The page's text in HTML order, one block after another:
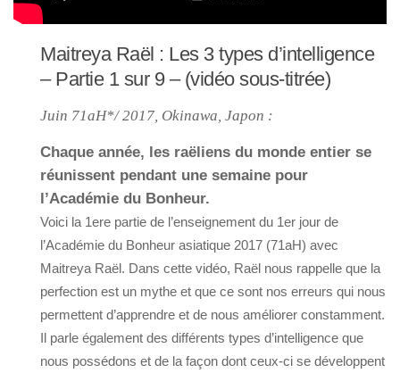
Maitreya Raël : Les 3 types d’intelligence
– Partie 1 sur 9 – (vidéo sous-titrée)
Juin 71aH*/ 2017, Okinawa, Japon :
Chaque année, les raëliens du monde entier se
réunissent pendant une semaine pour
l’Académie du Bonheur.
Voici la 1ere partie de l’enseignement du 1er jour de
l’Académie du Bonheur asiatique 2017 (71aH) avec
Maitreya Raël. Dans cette vidéo, Raël nous rappelle que la
perfection est un mythe et que ce sont nos erreurs qui nous
permettent d’apprendre et de nous améliorer constamment.
Il parle également des différents types d’intelligence que
nous possédons et de la façon dont ceux-ci se développent